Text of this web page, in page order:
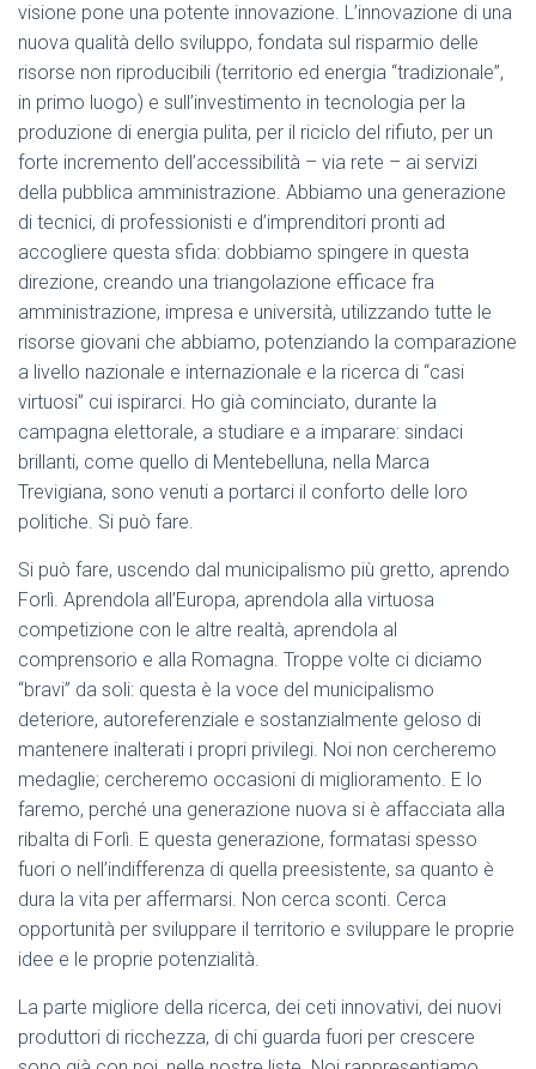
visione pone una potente innovazione. L’innovazione di una
nuova qualità dello sviluppo, fondata sul risparmio delle
risorse non riproducibili (territorio ed energia “tradizionale”,
in primo luogo) e sull’investimento in tecnologia per la
produzione di energia pulita, per il riciclo del rifiuto, per un
forte incremento dell’accessibilità – via rete – ai servizi
della pubblica amministrazione. Abbiamo una generazione
di tecnici, di professionisti e d’imprenditori pronti ad
accogliere questa sfida: dobbiamo spingere in questa
direzione, creando una triangolazione efficace fra
amministrazione, impresa e università, utilizzando tutte le
risorse giovani che abbiamo, potenziando la comparazione
a livello nazionale e internazionale e la ricerca di “casi
virtuosi” cui ispirarci. Ho già cominciato, durante la
campagna elettorale, a studiare e a imparare: sindaci
brillanti, come quello di Mentebelluna, nella Marca
Trevigiana, sono venuti a portarci il conforto delle loro
politiche. Si può fare.
Si può fare, uscendo dal municipalismo più gretto, aprendo
Forlì. Aprendola all’Europa, aprendola alla virtuosa
competizione con le altre realtà, aprendola al
comprensorio e alla Romagna. Troppe volte ci diciamo
“bravi” da soli: questa è la voce del municipalismo
deteriore, autoreferenziale e sostanzialmente geloso di
mantenere inalterati i propri privilegi. Noi non cercheremo
medaglie; cercheremo occasioni di miglioramento. E lo
faremo, perché una generazione nuova si è affacciata alla
ribalta di Forlì. E questa generazione, formatasi spesso
fuori o nell’indifferenza di quella preesistente, sa quanto è
dura la vita per affermarsi. Non cerca sconti. Cerca
opportunità per sviluppare il territorio e sviluppare le proprie
idee e le proprie potenzialità.
La parte migliore della ricerca, dei ceti innovativi, dei nuovi
produttori di ricchezza, di chi guarda fuori per crescere